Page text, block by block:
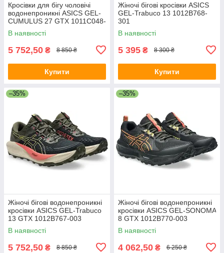
Кросівки для бігу чоловічі
водонепроникні ASICS GEL-
CUMULUS 27 GTX 1011C048-
200
В наявності
5 752,50 ₴ 8 850 ₴
Купити
Жіночі бігові кросівки ASICS
GEL-Trabuco 13 1012B768-
301
В наявності
5 395 ₴ 8 300 ₴
Купити
–35%
Жіночі бігові водонепроникні
кросівки ASICS GEL-Trabuco
13 GTX 1012B767-003
В наявності
5 752,50 ₴ 8 850 ₴
–35%
Жіночі бігові водонепроникні
кросівки ASICS GEL-SONOMA
8 GTX 1012B770-003
В наявності
4 062,50 ₴ 6 250 ₴